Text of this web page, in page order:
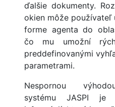
ďalšie dokumenty.
okien môže používateľ
forme agenta do
čo mu umožní
preddefinovanými
parametrami.
Nespornou
systému JASPI je